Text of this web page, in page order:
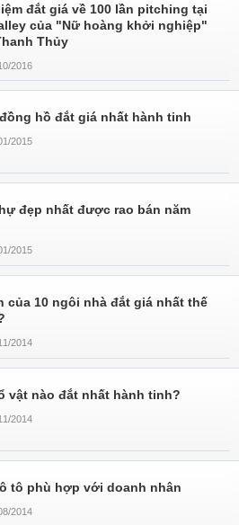
đắt giá về 100 lần pitching tại
của "Nữ hoàng khởi nghiệp"
Thủy
2016
hồ đắt giá nhất hành tinh
2015
đẹp nhất được rao bán năm
2015
của 10 ngôi nhà đắt giá nhất thế
2014
vật nào đắt nhất hành tinh?
2014
tô phù hợp với doanh nhân
2014